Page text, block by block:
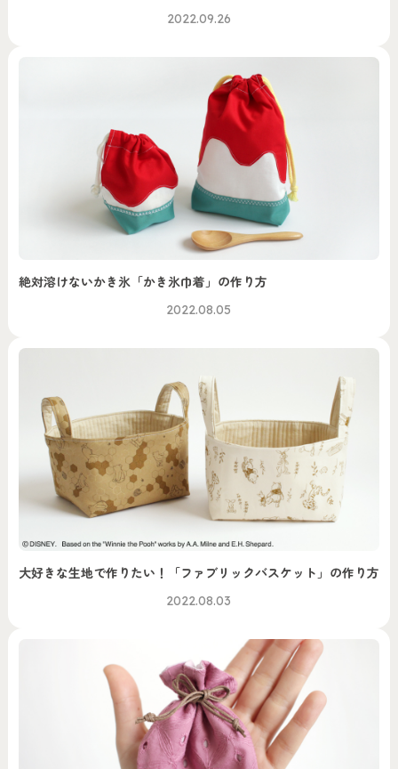
2022.09.26
絶対溶けないかき氷「かき氷巾着」の作り方
2022.08.05
大好きな生地で作りたい！「ファブリックバスケット」の作り方
2022.08.03